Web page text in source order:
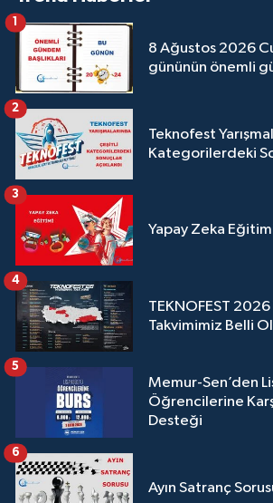
8 Ağustos 2026
gününün önemli
1
Teknofest
Kategorilerdeki
2
Yapay Zeka
3
TEKNOFEST 2026
Takvimimiz Belli
4
Memur-Sen’den
Öğrencilerine
Desteği
5
Ayın Satranç
6